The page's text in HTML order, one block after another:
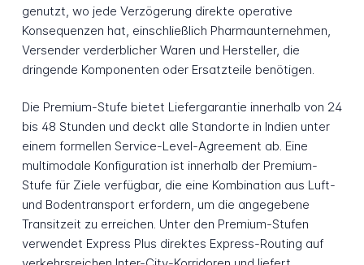
genutzt, wo jede Verzögerung direkte operative
Konsequenzen hat, einschließlich Pharmaunternehmen,
Versender verderblicher Waren und Hersteller, die
dringende Komponenten oder Ersatzteile benötigen.
Die Premium-Stufe bietet Liefergarantie innerhalb von 24
bis 48 Stunden und deckt alle Standorte in Indien unter
einem formellen Service-Level-Agreement ab. Eine
multimodale Konfiguration ist innerhalb der Premium-
Stufe für Ziele verfügbar, die eine Kombination aus Luft-
und Bodentransport erfordern, um die angegebene
Transitzeit zu erreichen. Unter den Premium-Stufen
verwendet Express Plus direktes Express-Routing auf